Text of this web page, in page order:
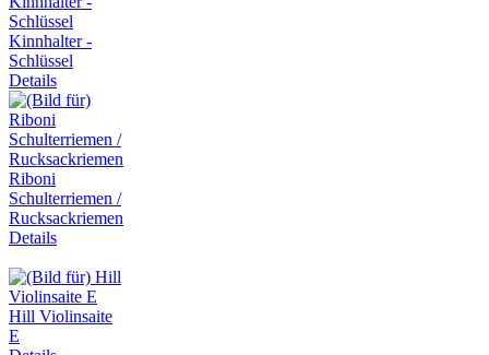
Kinnhalter -
Schlüssel
Details
Riboni
Schulterriemen /
Rucksackriemen
Details
Hill Violinsaite
E